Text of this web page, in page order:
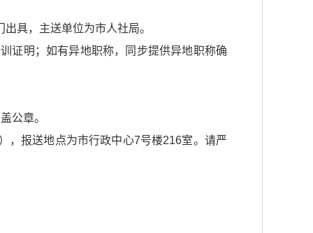
具，主送单位为市人社局。
证明；如有异地职称，同步提供异地职称确
公章。
，报送地点为市行政中心7号楼216室。请严